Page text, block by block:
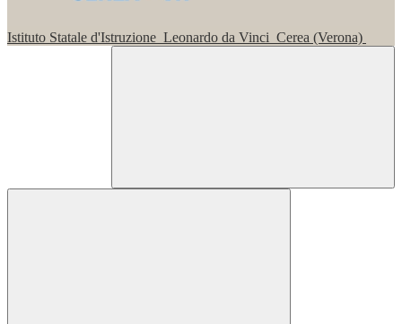
Istituto Statale d'Istruzione Leonardo da Vinci Cerea (Verona)